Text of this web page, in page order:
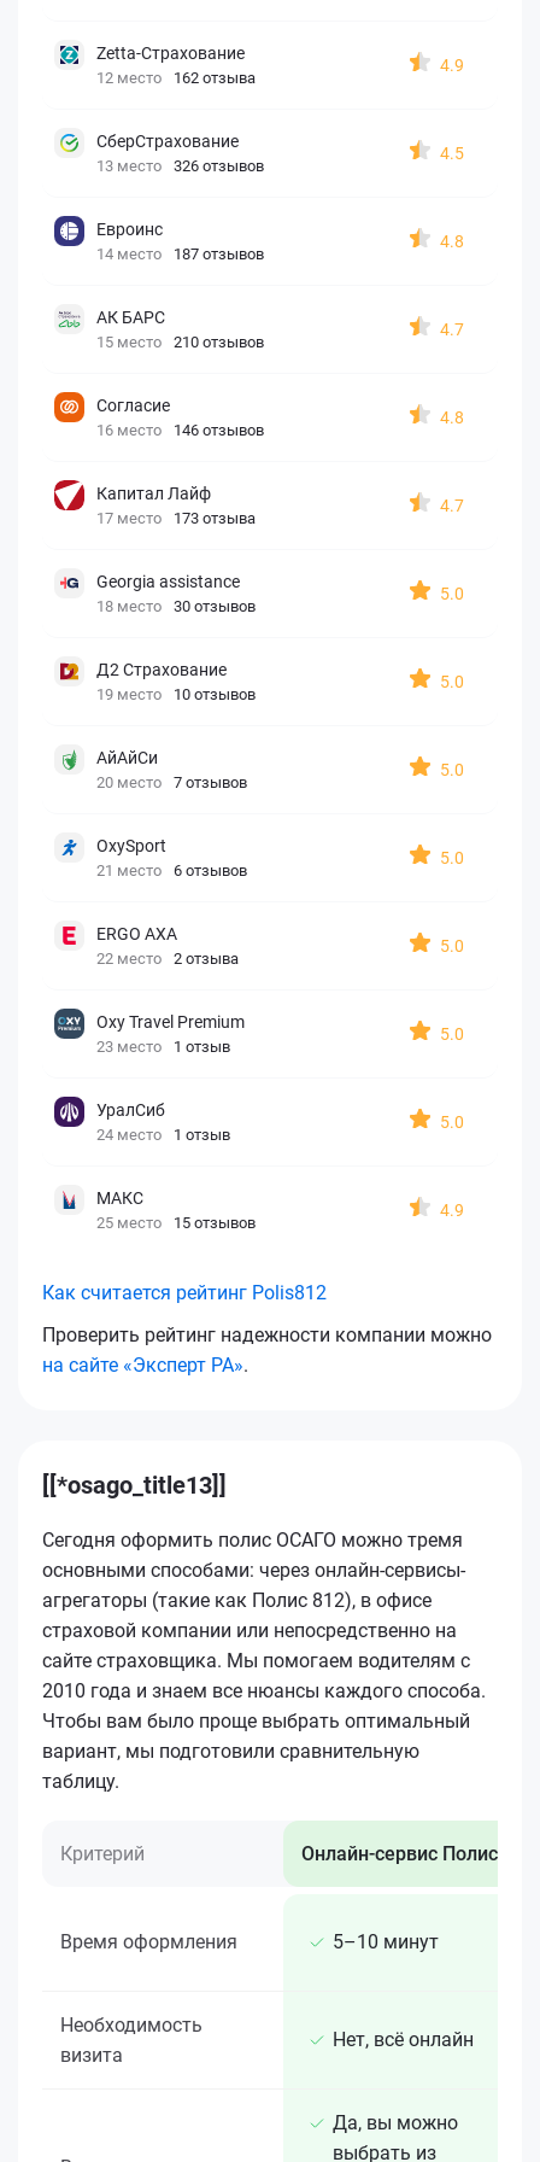
Zetta-Страхование
12 место 162 отзыва
4.9
СберСтрахование
13 место 326 отзывов
4.5
Евроинс
14 место 187 отзывов
4.8
АК БАРС
15 место 210 отзывов
4.7
Согласие
16 место 146 отзывов
4.8
Капитал Лайф
17 место 173 отзыва
4.7
Georgia assistance
18 место 30 отзывов
5.0
Д2 Страхование
19 место 10 отзывов
5.0
АйАйСи
20 место 7 отзывов
5.0
OxySport
21 место 6 отзывов
5.0
ERGO AXA
22 место 2 отзыва
5.0
Oxy Travel Premium
23 место 1 отзыв
5.0
УралСиб
24 место 1 отзыв
5.0
МАКС
25 место 15 отзывов
4.9
Как считается рейтинг Polis812
Проверить рейтинг надежности компании можно
на сайте «Эксперт РА».
[[*osago_title13]]
Сегодня оформить полис ОСАГО можно тремя
основными способами: через онлайн-сервисы-
агрегаторы (такие как Полис 812), в офисе
страховой компании или непосредственно на
сайте страховщика. Мы помогаем водителям с
2010 года и знаем все нюансы каждого способа.
Чтобы вам было проще выбрать оптимальный
вариант, мы подготовили сравнительную
таблицу.
Критерий Онлайн-сервис Полис 812
Время оформления 5–10 минут
Необходимость
визита
Нет, всё онлайн
Да, вы можно
выбрать из